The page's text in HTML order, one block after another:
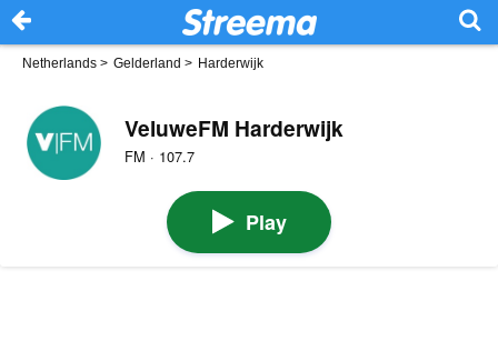
Netherlands > Gelderland > Harderwijk
VeluweFM Harderwijk
FM · 107.7
Play